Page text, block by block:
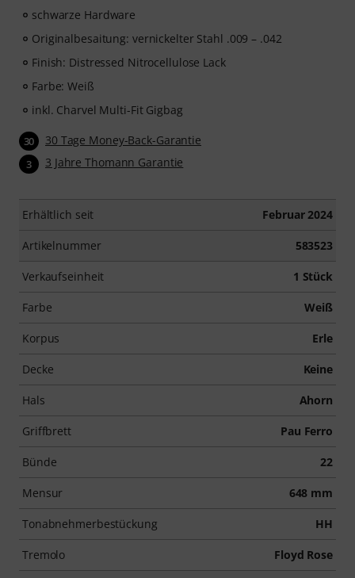
schwarze Hardware
Originalbesaitung: vernickelter Stahl .009 – .042
Finish: Distressed Nitrocellulose Lack
Farbe: Weiß
inkl. Charvel Multi-Fit Gigbag
30 30 Tage Money-Back-Garantie
3 3 Jahre Thomann Garantie
Erhältlich seit Februar 2024
Artikelnummer 583523
Verkaufseinheit 1 Stück
Farbe Weiß
Korpus Erle
Decke Keine
Hals Ahorn
Griffbrett Pau Ferro
Bünde 22
Mensur 648 mm
Tonabnehmerbestückung HH
Tremolo Floyd Rose